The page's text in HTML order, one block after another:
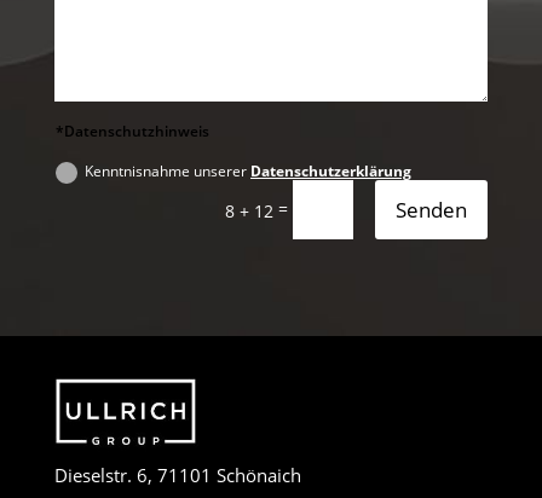
*Datenschutzhinweis
Kenntnisnahme unserer Datenschutzerklärung
8 + 12 = Senden
Dieselstr. 6, 71101 Schönaich